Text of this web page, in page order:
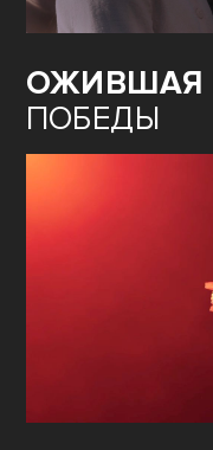
ОЖИВШАЯ
ПОБЕДЫ